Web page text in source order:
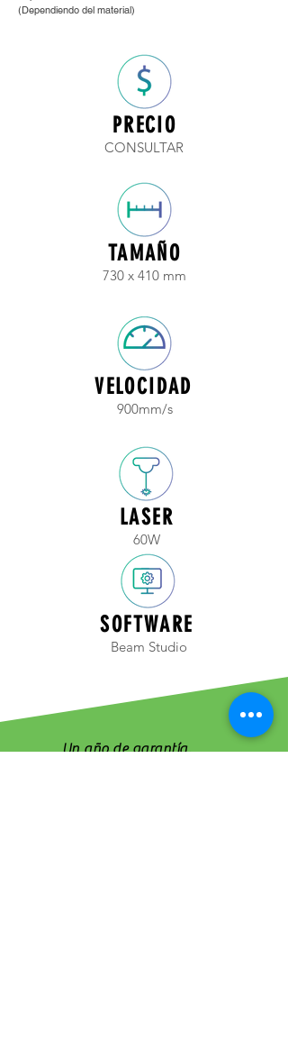
(Dependiendo del material)
PRECIO
CONSULTAR
TAMAÑO
730 x 410 mm
VELOCIDAD
900mm/s
LASER
60W
SOFTWARE
Beam Studio
Un año de garantía.